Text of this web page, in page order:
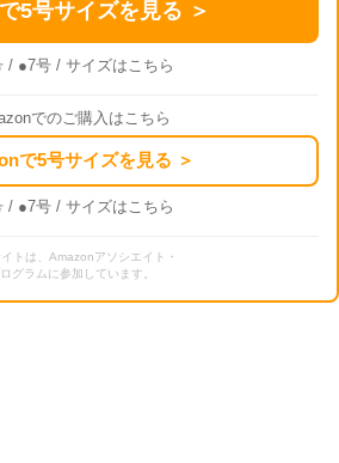
5号サイズを見る ＞
/ ●7号/ サイズはこちら
でのご購入はこちら
で5号サイズを見る ＞
/ ●7号/ サイズはこちら
トは、Amazonアソシエイト・
グラムに参加しています。